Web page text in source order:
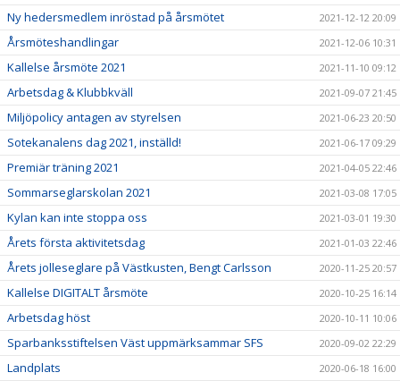
Ny hedersmedlem inröstad på årsmötet 2021-12-12 20:09
Årsmöteshandlingar 2021-12-06 10:31
Kallelse årsmöte 2021 2021-11-10 09:12
Arbetsdag & Klubbkväll 2021-09-07 21:45
Miljöpolicy antagen av styrelsen 2021-06-23 20:50
Sotekanalens dag 2021, inställd! 2021-06-17 09:29
Premiär träning 2021 2021-04-05 22:46
Sommarseglarskolan 2021 2021-03-08 17:05
Kylan kan inte stoppa oss 2021-03-01 19:30
Årets första aktivitetsdag 2021-01-03 22:46
Årets jolleseglare på Västkusten, Bengt Carlsson 2020-11-25 20:57
Kallelse DIGITALT årsmöte 2020-10-25 16:14
Arbetsdag höst 2020-10-11 10:06
Sparbanksstiftelsen Väst uppmärksammar SFS 2020-09-02 22:29
Landplats 2020-06-18 16:00